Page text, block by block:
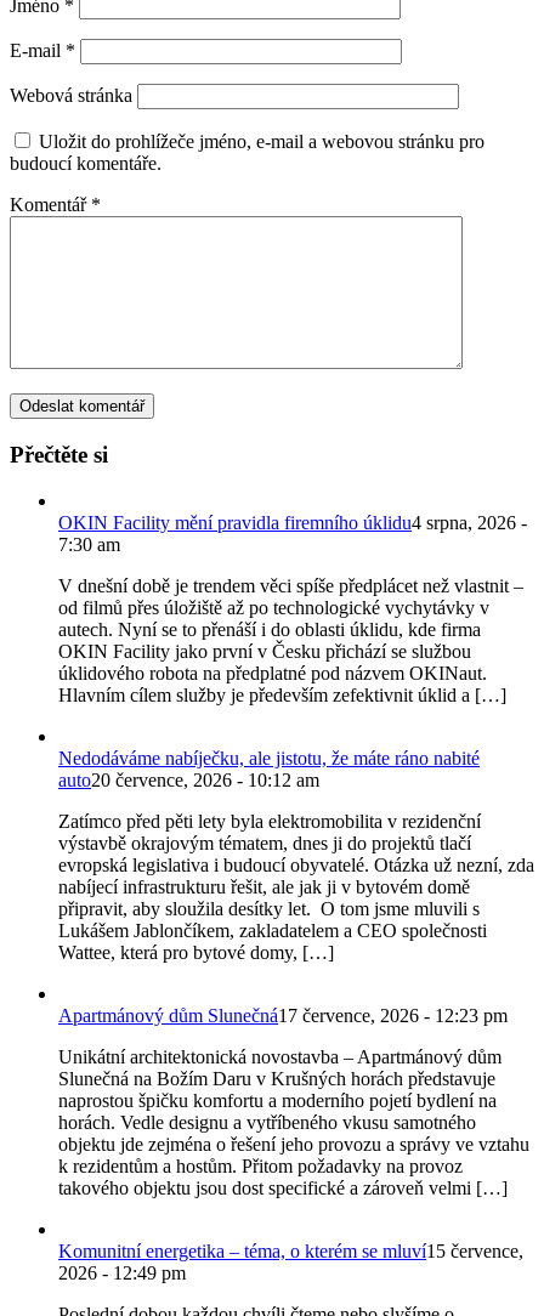
Jméno *
E-mail *
Webová stránka
Uložit do prohlížeče jméno, e-mail a webovou stránku pro
budoucí komentáře.
Komentář *
Přečtěte si
OKIN Facility mění pravidla firemního úklidu4 srpna, 2026 -
7:30 am
V dnešní době je trendem věci spíše předplácet než vlastnit –
od filmů přes úložiště až po technologické vychytávky v
autech. Nyní se to přenáší i do oblasti úklidu, kde firma
OKIN Facility jako první v Česku přichází se službou
úklidového robota na předplatné pod názvem OKINaut.
Hlavním cílem služby je především zefektivnit úklid a […]
Nedodáváme nabíječku, ale jistotu, že máte ráno nabité
auto20 července, 2026 - 10:12 am
Zatímco před pěti lety byla elektromobilita v rezidenční
výstavbě okrajovým tématem, dnes ji do projektů tlačí
evropská legislativa i budoucí obyvatelé. Otázka už nezní, zda
nabíjecí infrastrukturu řešit, ale jak ji v bytovém domě
připravit, aby sloužila desítky let. O tom jsme mluvili s
Lukášem Jablončíkem, zakladatelem a CEO společnosti
Wattee, která pro bytové domy, […]
Apartmánový dům Slunečná17 července, 2026 - 12:23 pm
Unikátní architektonická novostavba – Apartmánový dům
Slunečná na Božím Daru v Krušných horách představuje
naprostou špičku komfortu a moderního pojetí bydlení na
horách. Vedle designu a vytříbeného vkusu samotného
objektu jde zejména o řešení jeho provozu a správy ve vztahu
k rezidentům a hostům. Přitom požadavky na provoz
takového objektu jsou dost specifické a zároveň velmi […]
Komunitní energetika – téma, o kterém se mluví15 července,
2026 - 12:49 pm